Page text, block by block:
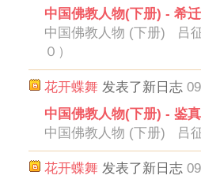
中国佛教人物(下册) - 希
中国佛教人物 (下册)
０）
花开蝶舞 发表了新日志
中国佛教人物(下册) - 鉴
中国佛教人物 (下册)
花开蝶舞 发表了新日志